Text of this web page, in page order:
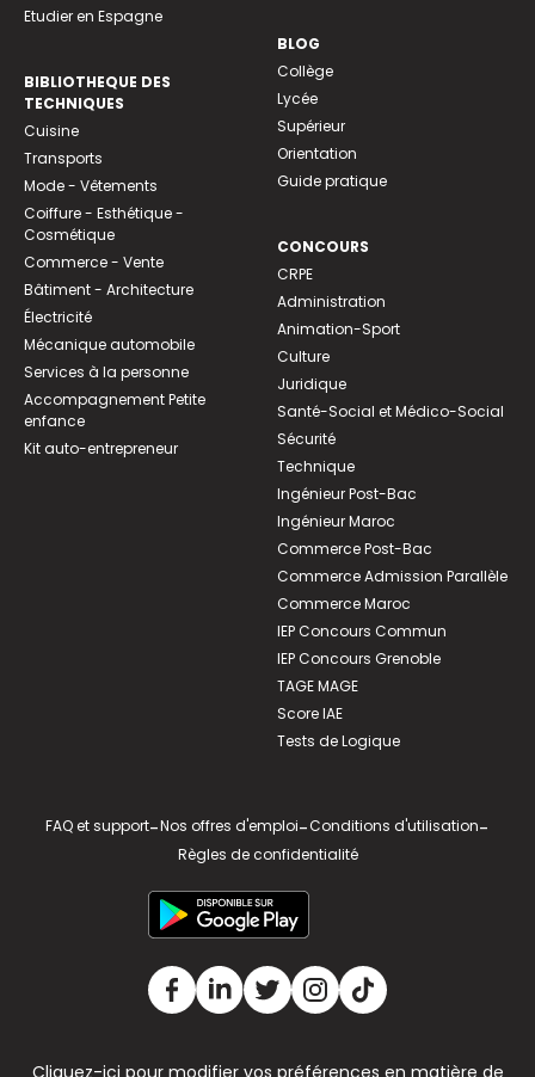
Etudier en Espagne
BIBLIOTHEQUE DES
TECHNIQUES
Cuisine
Transports
Mode - Vêtements
Coiffure - Esthétique -
Cosmétique
Commerce - Vente
Bâtiment - Architecture
Électricité
Mécanique automobile
Services à la personne
Accompagnement Petite
enfance
Kit auto-entrepreneur
BLOG
Collège
Lycée
Supérieur
Orientation
Guide pratique
CONCOURS
CRPE
Administration
Animation-Sport
Culture
Juridique
Santé-Social et Médico-Social
Sécurité
Technique
Ingénieur Post-Bac
Ingénieur Maroc
Commerce Post-Bac
Commerce Admission Parallèle
Commerce Maroc
IEP Concours Commun
IEP Concours Grenoble
TAGE MAGE
Score IAE
Tests de Logique
FAQ et support-Nos offres d'emploi-Conditions d'utilisation-
Règles de confidentialité
Cliquez-ici pour modifier vos préférences en matière de